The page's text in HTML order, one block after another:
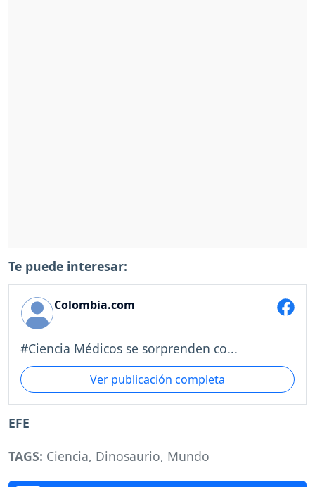
Te puede interesar:
Colombia.com
#Ciencia Médicos se sorprenden co...
Ver publicación completa
EFE
TAGS: Ciencia, Dinosaurio, Mundo